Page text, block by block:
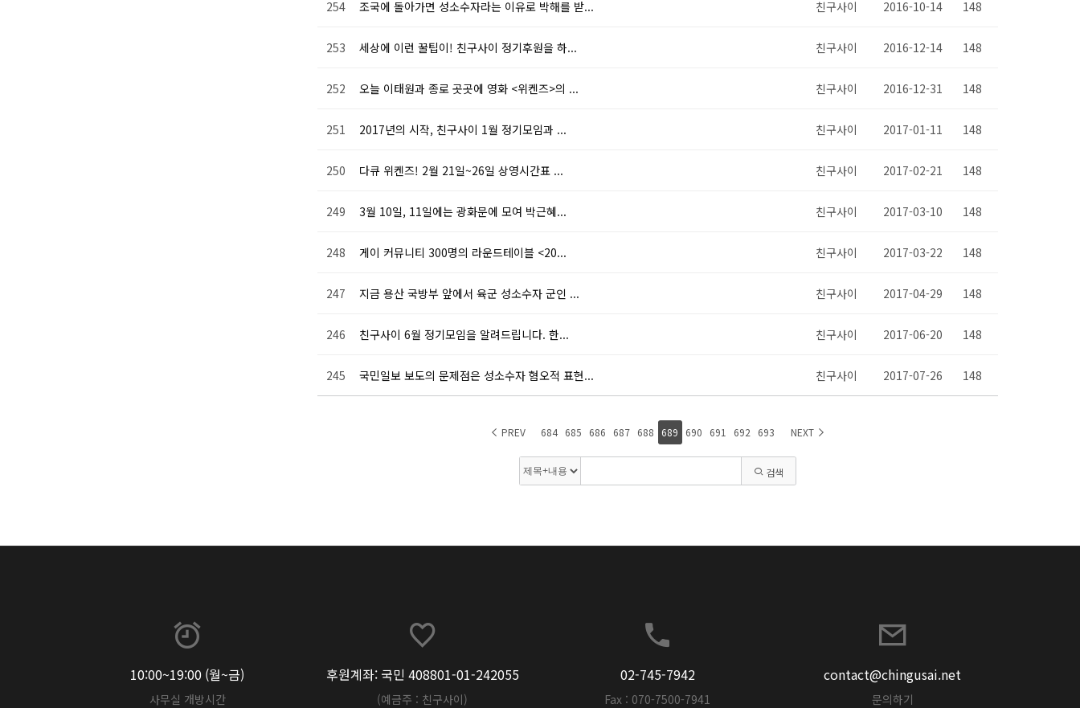
254 조국에 돌아가면 성소수자라는 이유로 박해를 받... 친구사이 2016-10-14 148
253 세상에 이런 꿀팁이! 친구사이 정기후원을 하... 친구사이 2016-12-14 148
252 오늘 이태원과 종로 곳곳에 영화 <위켄즈>의 ... 친구사이 2016-12-31 148
251 2017년의 시작, 친구사이 1월 정기모임과 ... 친구사이 2017-01-11 148
250 다큐 위켄즈! 2월 21일~26일 상영시간표 ... 친구사이 2017-02-21 148
249 3월 10일, 11일에는 광화문에 모여 박근혜... 친구사이 2017-03-10 148
248 게이 커뮤니티 300명의 라운드테이블 <20... 친구사이 2017-03-22 148
247 지금 용산 국방부 앞에서 육군 성소수자 군인 ... 친구사이 2017-04-29 148
246 친구사이 6월 정기모임을 알려드립니다. 한... 친구사이 2017-06-20 148
245 국민일보 보도의 문제점은 성소수자 혐오적 표현... 친구사이 2017-07-26 148
PREV 684 685 686 687 688 689 690 691 692 693 NEXT
검색
10:00~19:00 (월~금)
사무실 개방시간
후원계좌: 국민 408801-01-242055
(예금주 : 친구사이)
02-745-7942
Fax : 070-7500-7941
contact@chingusai.net
문의하기